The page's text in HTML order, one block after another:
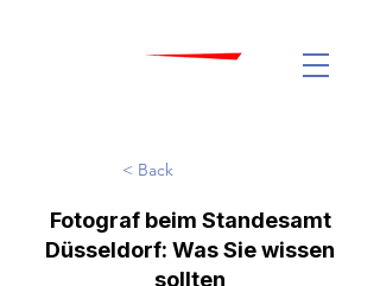
< Back
Fotograf beim Standesamt
Düsseldorf: Was Sie wissen
sollten